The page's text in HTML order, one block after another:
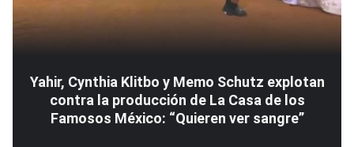
Yahir, Cynthia Klitbo y Memo Schutz explotan
contra la producción de La Casa de los
Famosos México: “Quieren ver sangre”